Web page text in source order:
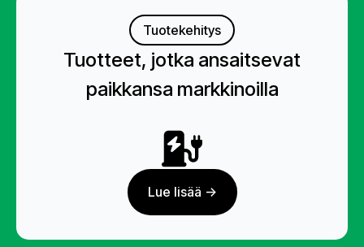
Tuotekehitys
Tuotteet, jotka ansaitsevat
paikkansa markkinoilla
Lue lisää ->